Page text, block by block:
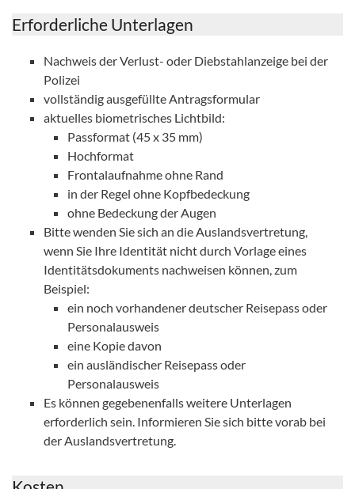
Erforderliche Unterlagen
Nachweis der Verlust- oder Diebstahlanzeige bei der
Polizei
vollständig ausgefüllte Antragsformular
aktuelles biometrisches Lichtbild:
Passformat (45 x 35 mm)
Hochformat
Frontalaufnahme ohne Rand
in der Regel ohne Kopfbedeckung
ohne Bedeckung der Augen
Bitte wenden Sie sich an die Auslandsvertretung,
wenn Sie Ihre Identität nicht durch Vorlage eines
Identitätsdokuments nachweisen können, zum
Beispiel:
ein noch vorhandener deutscher Reisepass oder
Personalausweis
eine Kopie davon
ein ausländischer Reisepass oder
Personalausweis
Es können gegebenenfalls weitere Unterlagen
erforderlich sein. Informieren Sie sich bitte vorab bei
der Auslandsvertretung.